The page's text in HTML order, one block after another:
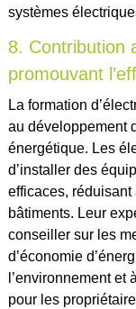
systèmes
8. Contribution
promouvant
La formation
au développement
énergétique. Les
d’installer des
efficaces, réduisant
bâtiments. Leur
conseiller sur les
d’économie
l’environnement
pour les